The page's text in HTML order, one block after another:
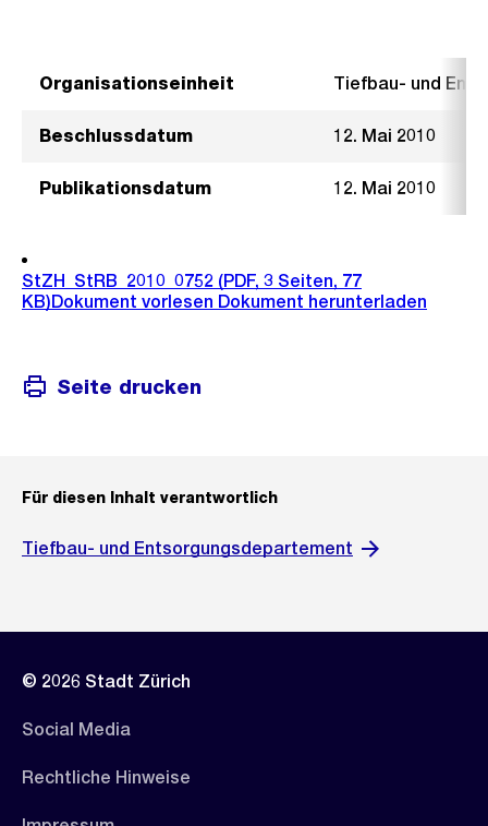
Organisationseinheit Tiefbau- und
Beschlussdatum 12. Mai 2010
Publikationsdatum 12. Mai 2010
StZH_StRB_2010_0752 (PDF, 3 Seiten, 77
KB)Dokument vorlesen Dokument herunterladen
Seite drucken
Für diesen Inhalt verantwortlich
Tiefbau- und Entsorgungsdepartement
© 2026 Stadt Zürich
Social Media
Rechtliche Hinweise